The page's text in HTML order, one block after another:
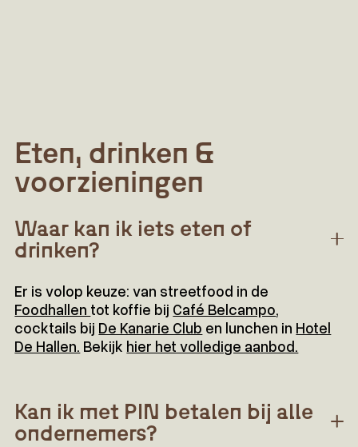
Eten, drinken &
voorzieningen
Waar kan ik iets eten of
drinken?
Er is volop keuze: van streetfood in de
Foodhallen tot koffie bij Café Belcampo,
cocktails bij De Kanarie Club en lunchen in Hotel
De Hallen. Bekijk hier het volledige aanbod.
Kan ik met PIN betalen bij alle
ondernemers?